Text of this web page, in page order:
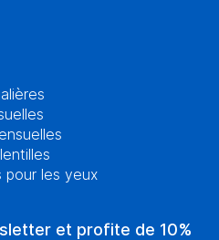
les lentilles de
la liberté, du confort et de
à consulter notre
et à prendre soin de tes
contact de qualité.
pour les yeux
et profite de 10%